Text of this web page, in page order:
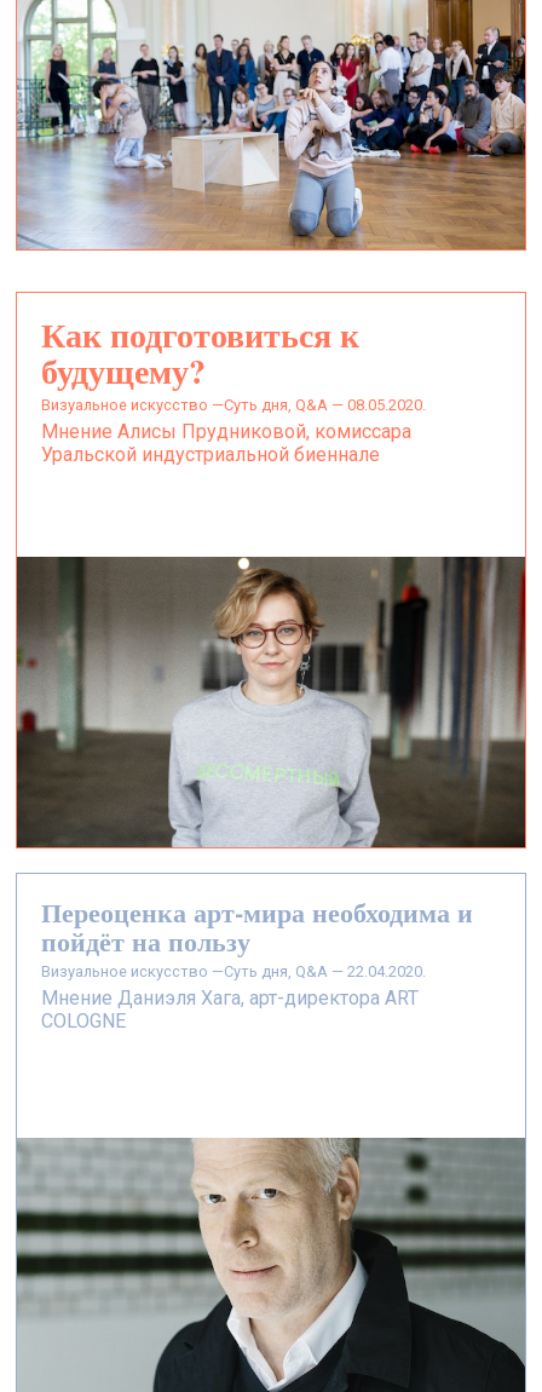
Как подготовиться к
будущему?
визуальное искусство —Суть дня, Q&A — 08.05.2020.
Мнение Алисы Прудниковой, комиссара
Уральской индустриальной биеннале
Переоценка арт-мира необходима и
пойдёт на пользу
визуальное искусство —Суть дня, Q&A — 22.04.2020.
Мнение Даниэля Хага, арт-директора ART
COLOGNE